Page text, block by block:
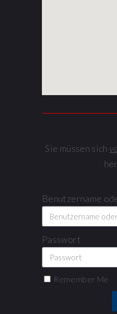
Sie müssen sich
Benutzername
Passwort
Remember Me